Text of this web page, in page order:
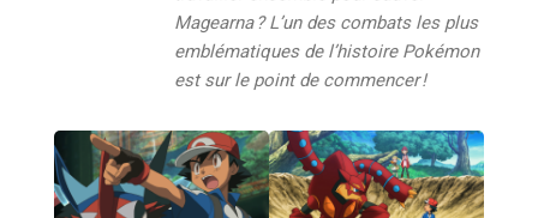
Magearna ? L’un des combats les plus
emblématiques de l’histoire Pokémon
est sur le point de commencer !